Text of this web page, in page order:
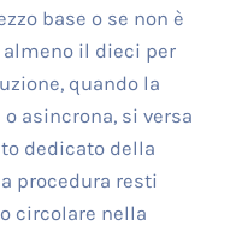
base o se non è
almeno il dieci per
quando la
asincrona, si versa
dedicato della
procedura resti
circolare nella